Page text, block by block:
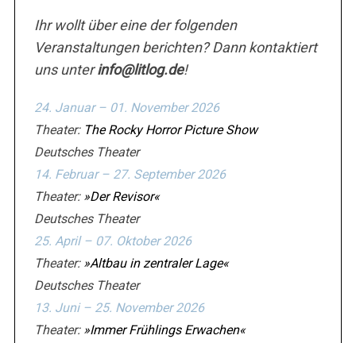
Ihr wollt über eine der folgenden
Veranstaltungen berichten? Dann kontaktiert
uns unterinfo@litlog.de!
24. Januar – 01. November 2026
Theater: The Rocky Horror Picture Show
Deutsches Theater
14. Februar – 27. September 2026
Theater: »Der Revisor«
Deutsches Theater
25. April – 07. Oktober 2026
Theater: »Altbau in zentraler Lage«
Deutsches Theater
13. Juni – 25. November 2026
Theater: »Immer Frühlings Erwachen«
e
n
a
c
: